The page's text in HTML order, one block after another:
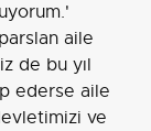
aile
de bu yıl
ederse aile
ve